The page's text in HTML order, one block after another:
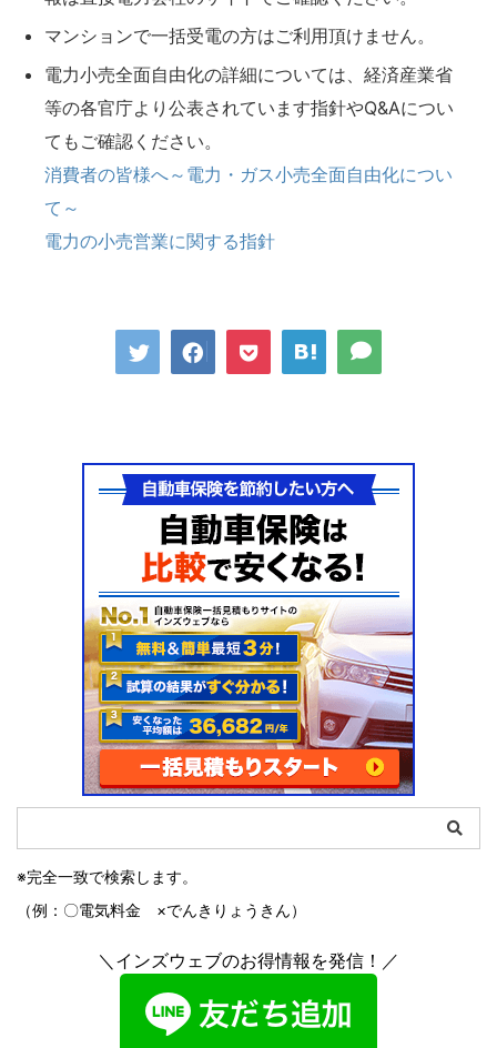
マンションで一括受電の方はご利用頂けません。
電力小売全面自由化の詳細については、経済産業省
等の各官庁より公表されています指針やQ&Aについ
てもご確認ください。
消費者の皆様へ～電力・ガス小売全面自由化につい
て～
電力の小売営業に関する指針
※完全一致で検索します。
（例：〇電気料金 ×でんきりょうきん）
＼インズウェブのお得情報を発信！／